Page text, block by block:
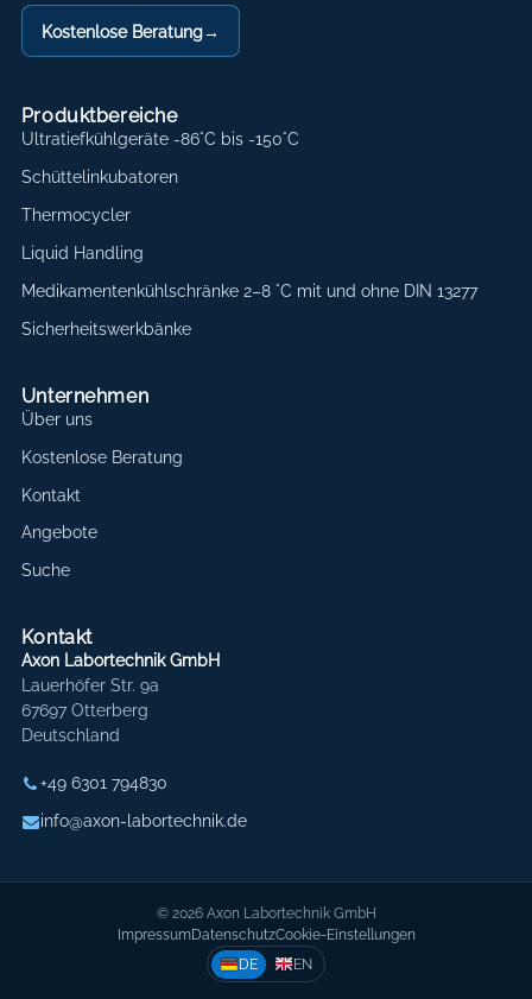
Kostenlose Beratung→
Produktbereiche
Ultratiefkühlgeräte -86°C bis -150°C
Schüttelinkubatoren
Thermocycler
Liquid Handling
Medikamentenkühlschränke 2–8 °C mit und ohne DIN 13277
Sicherheitswerkbänke
Unternehmen
Über uns
Kostenlose Beratung
Kontakt
Angebote
Suche
Kontakt
Axon Labortechnik GmbH
Lauerhöfer Str. 9a
67697 Otterberg
Deutschland
+49 6301 794830
info@axon-labortechnik.de
© 2026 Axon Labortechnik GmbH
ImpressumDatenschutzCookie-Einstellungen
DE
EN